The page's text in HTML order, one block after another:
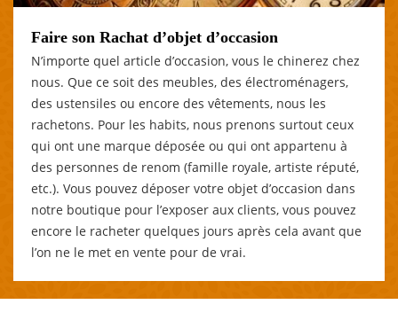
Faire son Rachat d’objet d’occasion
N’importe quel article d’occasion, vous le chinerez chez
nous. Que ce soit des meubles, des électroménagers,
des ustensiles ou encore des vêtements, nous les
rachetons. Pour les habits, nous prenons surtout ceux
qui ont une marque déposée ou qui ont appartenu à
des personnes de renom (famille royale, artiste réputé,
etc.). Vous pouvez déposer votre objet d’occasion dans
notre boutique pour l’exposer aux clients, vous pouvez
encore le racheter quelques jours après cela avant que
l’on ne le met en vente pour de vrai.